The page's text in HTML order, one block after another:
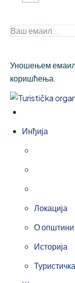
Уношењем емаил
коришћења.
Инђија
Локација
О општини
Историја